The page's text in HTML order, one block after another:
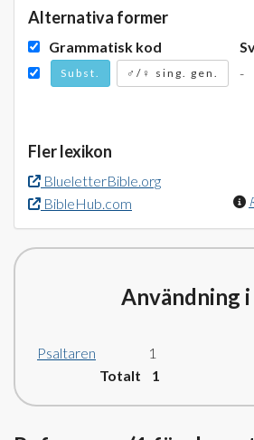
Alternativa former
Grammatisk kod
Subst. ♂/♀ sing. gen. -
Fler lexikon
BlueletterBible.org
BibleHub.com
Användning i
Psaltaren
1
Totalt 1